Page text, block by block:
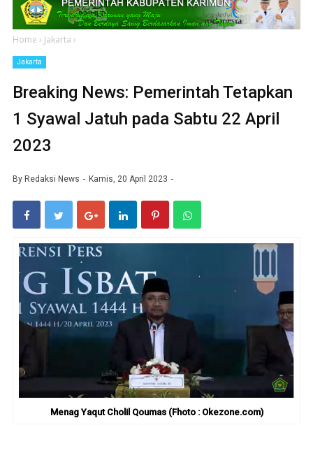
Home › Jakarta ›
Jakarta
Breaking News: Pemerintah Tetapkan
1 Syawal Jatuh pada Sabtu 22 April
2023
By Redaksi News Kamis, 20 April 2023
Menag Yaqut Cholil Qoumas (Fhoto : Okezone.com)